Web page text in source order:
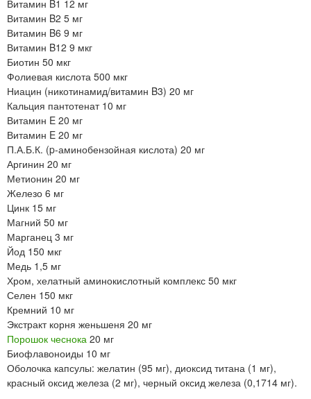
Витамин B1 12 мг
Витамин B2 5 мг
Витамин B6 9 мг
Витамин B12 9 мкг
Биотин 50 мкг
Фолиевая кислота 500 мкг
Ниацин (никотинамид/витамин B3) 20 мг
Кальция пантотенат 10 мг
Витамин E 20 мг
Витамин E 20 мг
П.А.Б.К. (p-аминобензойная кислота) 20 мг
Аргинин 20 мг
Метионин 20 мг
Железо 6 мг
Цинк 15 мг
Магний 50 мг
Марганец 3 мг
Йод 150 мкг
Медь 1,5 мг
Хром, хелатный аминокислотный комплекс 50 мкг
Селен 150 мкг
Кремний 10 мг
Экстракт корня женьшеня 20 мг
Порошок чеснока 20 мг
Биофлавоноиды 10 мг
Оболочка капсулы: желатин (95 мг), диоксид титана (1 мг),
красный оксид железа (2 мг), черный оксид железа (0,1714 мг).